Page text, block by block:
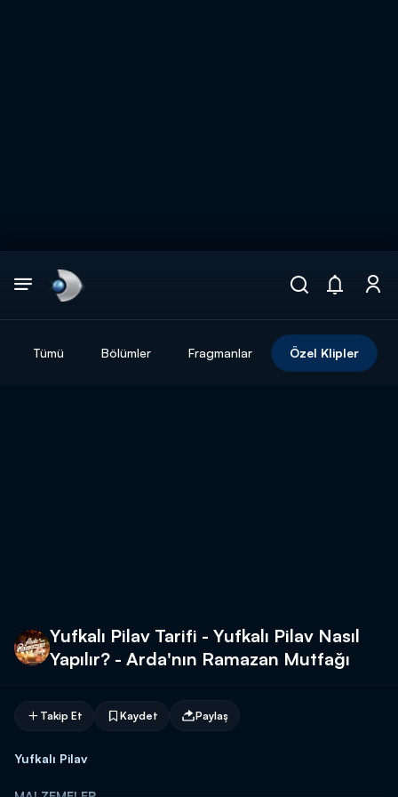
Tümü Bölümler Fragmanlar Özel Klipler
Yufkalı Pilav Tarifi - Yufkalı Pilav Nasıl
Yapılır? - Arda'nın Ramazan Mutfağı
Takip Et Kaydet Paylaş
Yufkalı Pilav